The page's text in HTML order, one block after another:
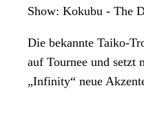
Show: Kokubu - The
Die bekannte Taiko-
auf Tournee und setzt
„Infinity“ neue